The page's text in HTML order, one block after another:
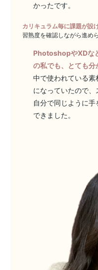
かったです。
カリキュラム毎に課題が設
習熟度を確認しながら進め
PhotoshopやXDな
の私でも、とても分
中で使われている素
になっていたので
自分で同じように
できました。